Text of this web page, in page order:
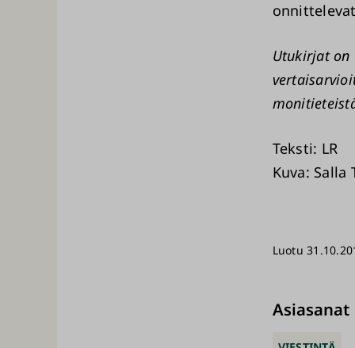
Utukirjat on
Teksti: LR
Kuva: Salla
Luotu
Asiasanat